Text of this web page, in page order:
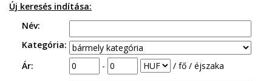
Új keresés indítása:
Név:
Kategória:
Ár:
-
/ fő / éjszaka